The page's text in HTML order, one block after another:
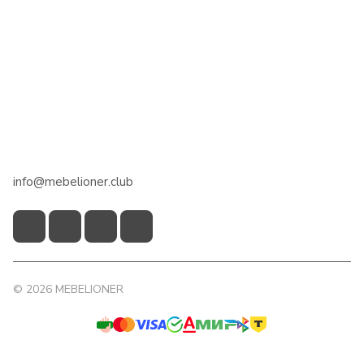
info@mebelioner.club
© 2026 MEBELIONER